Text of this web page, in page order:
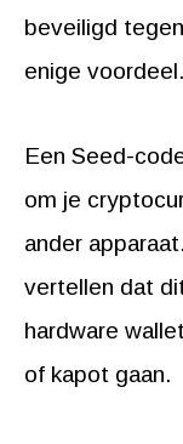
beveiligd
enige voordeel.
Een Seed-
om je
ander
vertellen dat
hardware
of kapot gaan.